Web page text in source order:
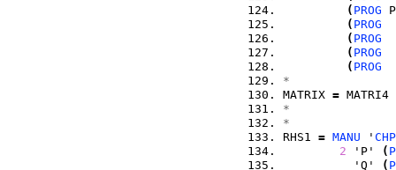
( PROG
( PROG
( PROG
( PROG
( PROG
*
MATRIX = MATRI4
*
*
RHS1 = MANU '
2 'P' (
          'Q'
(